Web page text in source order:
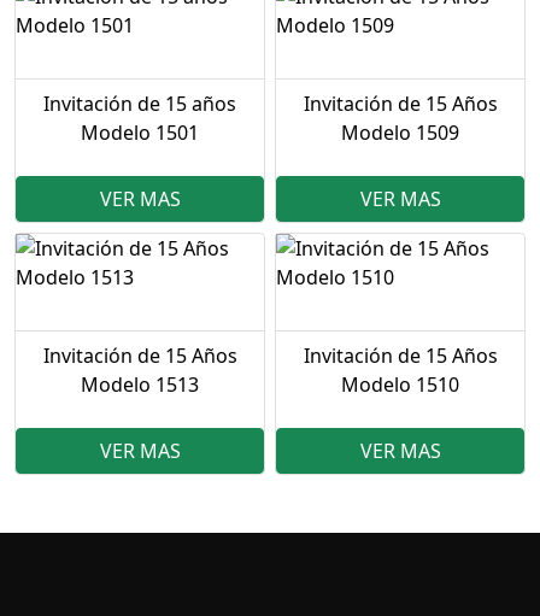
Invitación de 15 años
Modelo 1501
VER MAS
Invitación de 15 Años
Modelo 1509
VER MAS
Invitación de 15 Años
Modelo 1513
VER MAS
Invitación de 15 Años
Modelo 1510
VER MAS